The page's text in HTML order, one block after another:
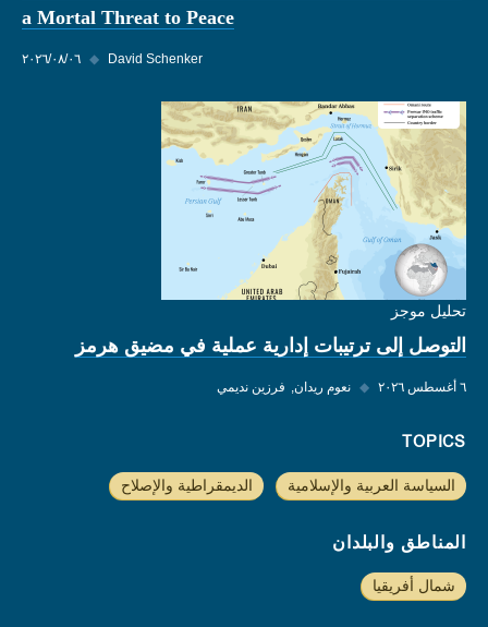
a Mortal Threat to Peace
٠٦‏/٠٨‏/٢٠٢٦ ◆ David Schenker
تحليل موجز
التوصل إلى ترتيبات إدارية عملية في مضيق هرمز
٦ أغسطس ٢٠٢٦ ◆ نعوم ريدان فرزين نديمي
TOPICS
السياسة العربية والإسلامية الديمقراطية والإصلاح
المناطق والبلدان
شمال أفريقيا